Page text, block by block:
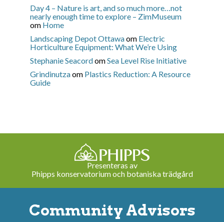
Day 4 – Nature is art, and so much more…not
nearly enough time to explore – ZimMuseum
om Home
Landscaping Depot Ottawaom Electric
Horticulture Equipment: What We’re Using
Stephanie SeacordomSea Level Rise Initiative
Grindinutzaom Plastics Reduction: A Resource
Guide
Presenteras av
Phipps konservatorium och botaniska trädgård
Community Advisors